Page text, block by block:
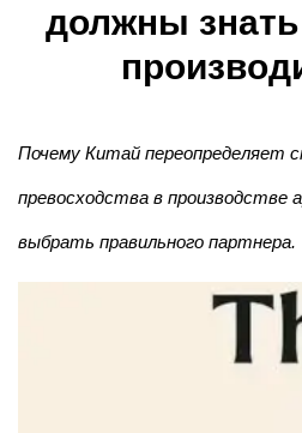
должны
Почему Китай переопределяет
превосходства в производстве
выбрать правильного партнера.